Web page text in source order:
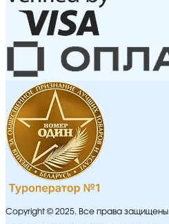
Copyright © 2025. Все права защищены